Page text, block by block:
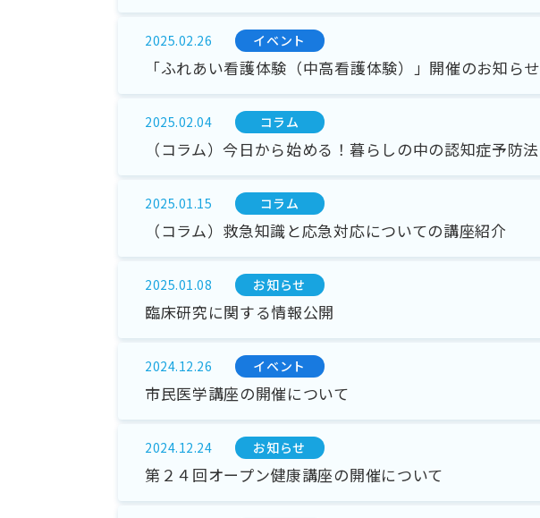
2025.02.26 イベント
「ふれあい看護体験（中高看護体験）」開催のお知らせ
2025.02.04 コラム
（コラム）今日から始める！暮らしの中の認知症予防法
2025.01.15 コラム
（コラム）救急知識と応急対応についての講座紹介
2025.01.08 お知らせ
臨床研究に関する情報公開
2024.12.26 イベント
市民医学講座の開催について
2024.12.24 お知らせ
第２４回オープン健康講座の開催について